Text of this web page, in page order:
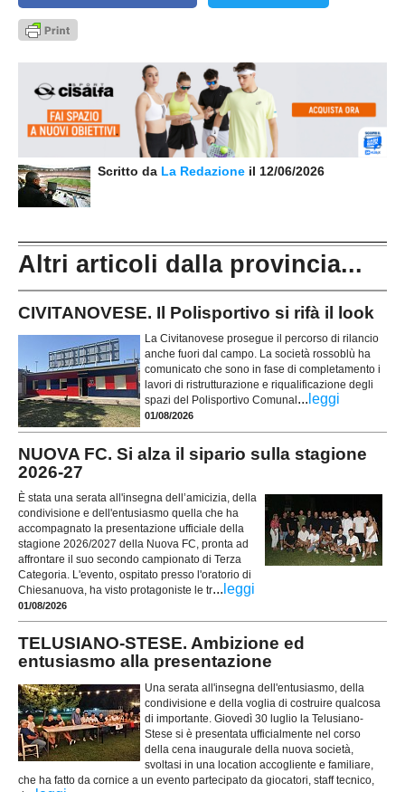
Scritto da La Redazione il 12/06/2026
Altri articoli dalla provincia...
CIVITANOVESE. Il Polisportivo si rifà il look
La Civitanovese prosegue il percorso di rilancio
anche fuori dal campo. La società rossoblù ha
comunicato che sono in fase di completamento i
lavori di ristrutturazione e riqualificazione degli
spazi del Polisportivo Comunal ... leggi
01/08/2026
NUOVA FC. Si alza il sipario sulla stagione
2026-27
È stata una serata all'insegna dell’amicizia, della
condivisione e dell'entusiasmo quella che ha
accompagnato la presentazione ufficiale della
stagione 2026/2027 della Nuova FC, pronta ad
affrontare il suo secondo campionato di Terza
Categoria. L'evento, ospitato presso l'oratorio di
Chiesanuova, ha visto protagoniste le tr... leggi
01/08/2026
TELUSIANO-STESE. Ambizione ed
entusiasmo alla presentazione
Una serata all'insegna dell'entusiasmo, della
condivisione e della voglia di costruire qualcosa
di importante. Giovedì 30 luglio la Telusiano-
Stese si è presentata ufficialmente nel corso
della cena inaugurale della nuova società,
svoltasi in una location accogliente e familiare,
che ha fatto da cornice a un evento partecipato da giocatori, staff tecnico,